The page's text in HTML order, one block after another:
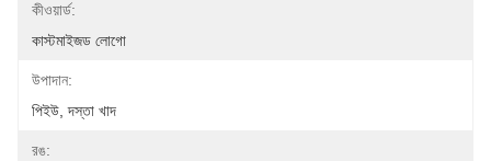
কীওয়ার্ড:
কাস্টমাইজড লোগো
উপাদান:
পিইউ, দস্তা খাদ
রঙ: